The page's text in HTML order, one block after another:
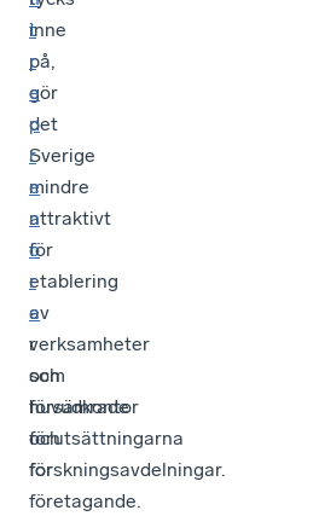
inne
på,
gör
det
Sverige
mindre
attraktivt
för
etablering
av
verksamheter
som
huvudkontor
och
forskningsavdelningar.
t
r
e
p
r
e
n
ö
r
e
r
och
försämrade
förutsättningarna
för
företagande.